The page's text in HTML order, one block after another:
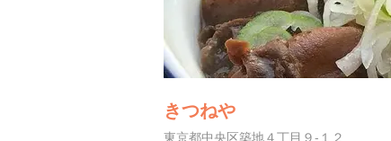
きつねや
東京都中央区築地４丁目９-１２